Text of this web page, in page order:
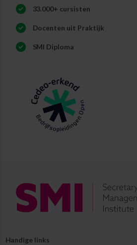
33.000+ cursisten
Docenten uit Praktijk
SMI Diploma
Handige links